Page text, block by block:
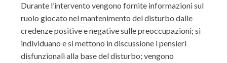
Durante l’intervento vengono fornite informazioni sul
ruolo giocato nel mantenimento del disturbo dalle
credenze positive e negative sulle preoccupazioni; si
individuano e si mettono in discussione i pensieri
disfunzionali alla base del disturbo; vengono